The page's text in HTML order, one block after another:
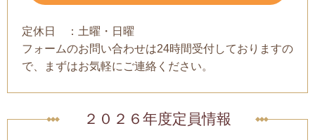
定休日 ：土曜・日曜
フォームのお問い合わせは24時間受付しておりますの
で、まずはお気軽にご連絡ください。
２０２６年度定員情報